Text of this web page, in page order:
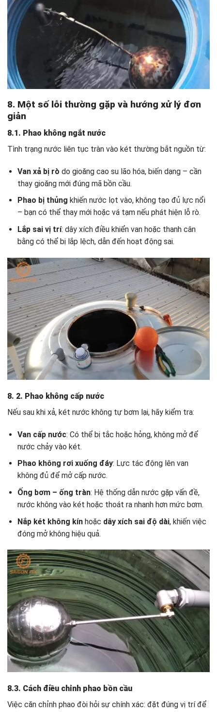
8. Một số lỗi thường gặp và hướng xử lý đơn
giản
8.1. Phao không ngắt nước
Tình trạng nước liên tục tràn vào két thường bắt nguồn từ:
Van xả bị rò do gioăng cao su lão hóa, biến dạng – cần
thay gioăng mới đúng mã bồn cầu.
Phao bị thủng khiến nước lọt vào, không tạo đủ lực nổi
– bạn có thể thay mới hoặc vá tạm nếu phát hiện lỗ rò.
Lắp sai vị trí: dây xích điều khiển van hoặc thanh cân
bằng có thể bị lắp lệch, dẫn đến hoạt động sai.
8. 2. Phao không cấp nước
Nếu sau khi xả, két nước không tự bơm lại, hãy kiểm tra:
Van cấp nước: Có thể bị tắc hoặc hỏng, không mở để
nước chảy vào két.
Phao không rơi xuống đáy: Lực tác động lên van
không đủ để mở cấp nước.
Ống bơm – ống tràn: Hệ thống dẫn nước gặp vấn đề,
nước không vào két hoặc thoát ra nhanh hơn mức bơm.
Nắp két không kínhoặc dây xích sai độ dài, khiến việc
đóng mở không hiệu quả.
8.3. Cách điều chỉnh phao bồn cầu
Việc căn chỉnh phao đòi hỏi sự chính xác: đặt đúng vị trí để